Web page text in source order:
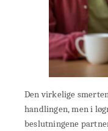
Den virkelige
handlingen, men i
beslutningene